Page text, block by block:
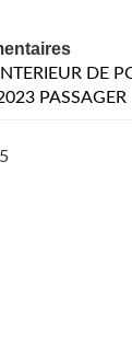
DE
PASSAGER